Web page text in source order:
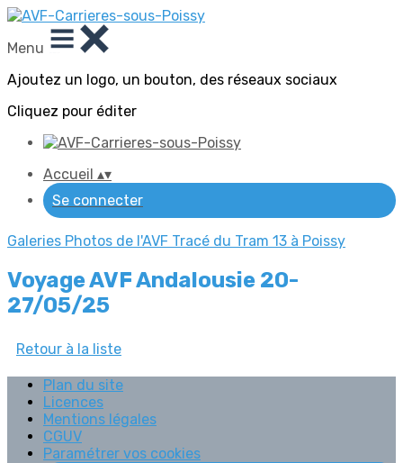
Menu
Ajoutez un logo, un bouton, des réseaux sociaux
Cliquez pour éditer
Accueil ▴▾
Se connecter
Galeries Photos de l'AVF Tracé du Tram 13 à Poissy
Voyage AVF Andalousie 20-
27/05/25
Retour à la liste
Plan du site
Licences
Mentions légales
CGUV
Paramétrer vos cookies